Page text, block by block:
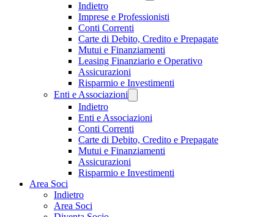
Indietro
Imprese e Professionisti
Conti Correnti
Carte di Debito, Credito e Prepagate
Mutui e Finanziamenti
Leasing Finanziario e Operativo
Assicurazioni
Risparmio e Investimenti
Enti e Associazioni
Indietro
Enti e Associazioni
Conti Correnti
Carte di Debito, Credito e Prepagate
Mutui e Finanziamenti
Assicurazioni
Risparmio e Investimenti
Area Soci
Indietro
Area Soci